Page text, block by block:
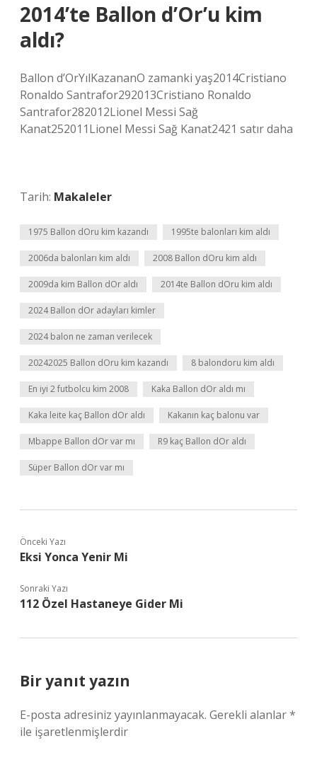
2014’te Ballon d’Or’u kim
aldı?
Ballon d’OrYılKazananO zamanki yaş2014Cristiano
Ronaldo Santrafor292013Cristiano Ronaldo
Santrafor282012Lionel Messi Sağ
Kanat252011Lionel Messi Sağ Kanat2421 satır daha
Tarih: Makaleler
1975 Ballon dOru kim kazandı 1995te balonları kim aldı
2006da balonları kim aldı 2008 Ballon dOru kim aldı
2009da kim Ballon dOr aldı 2014te Ballon dOru kim aldı
2024 Ballon dOr adayları kimler
2024 balon ne zaman verilecek
20242025 Ballon dOru kim kazandı 8 balondoru kim aldı
En iyi 2 futbolcu kim 2008 Kaka Ballon dOr aldı mı
Kaka leite kaç Ballon dOr aldı Kakanın kaç balonu var
Mbappe Ballon dOr var mı R9 kaç Ballon dOr aldı
Süper Ballon dOr var mı
Önceki Yazı
Eksi Yonca Yenir Mi
Sonraki Yazı
112 Özel Hastaneye Gider Mi
Bir yanıt yazın
E-posta adresiniz yayınlanmayacak. Gerekli alanlar*
ile işaretlenmişlerdir